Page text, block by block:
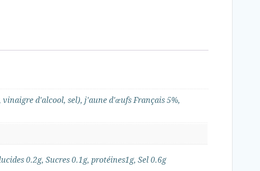
d'alcool, sel), j'aune d'œufs Français 5%,
0.2g, Sucres 0.1g, protéines1g, Sel 0.6g